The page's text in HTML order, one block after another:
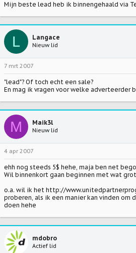
Mijn beste lead heb ik binnengehaald via
L Langace
Nieuw lid
7 mrt 2007
"lead"? Of toch echt een sale?
En mag ik vragen voor welke adverteerder
M Maik3l
Nieuw lid
4 apr 2007
ehh nog steeds 5$ hehe, maja ben net
Wil binnenkort gaan beginnen met wat
o.a. wil ik het http://
proberen, als ik een manier kan vinden om
doen hehe
mdobro
Actief lid